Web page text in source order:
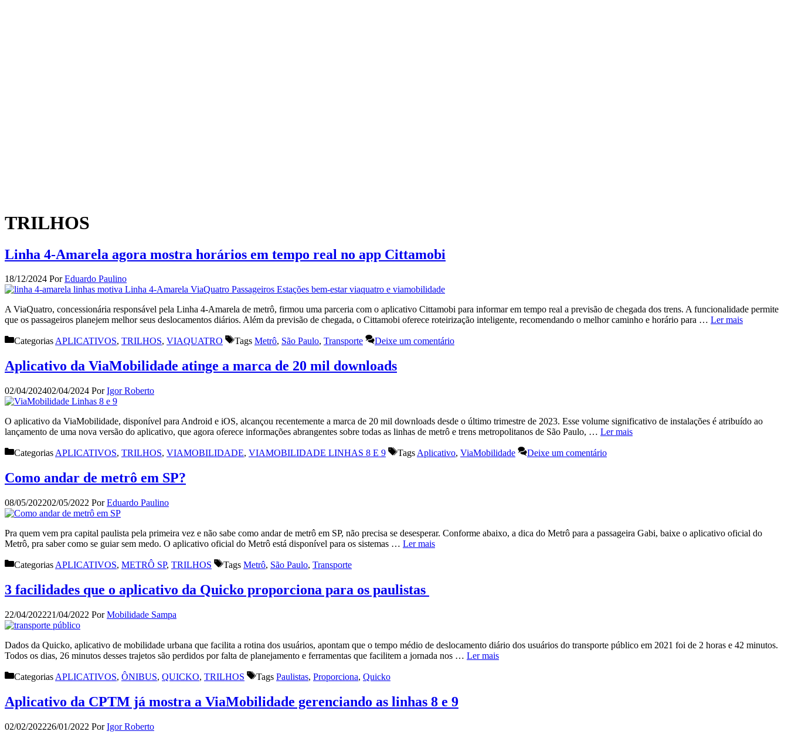
TRILHOS
Linha 4-Amarela agora mostra horários em tempo real no app Cittamobi
18/12/2024 PorEduardo Paulino
A ViaQuatro, concessionária responsável pela Linha 4-Amarela de metrô, firmou uma parceria com o aplicativo Cittamobi para informar em tempo real a previsão de chegada dos trens. A funcionalidade permite
que os passageiros planejem melhor seus deslocamentos diários. Além da previsão de chegada, o Cittamobi oferece roteirização inteligente, recomendando o melhor caminho e horário para … Ler mais
CategoriasAPLICATIVOS, TRILHOS, VIAQUATRO Tags Metrô, São Paulo, Transporte Deixe um comentário
Aplicativo da ViaMobilidade atinge a marca de 20 mil downloads
02/04/202402/04/2024 PorIgor Roberto
O aplicativo da ViaMobilidade, disponível para Android e iOS, alcançou recentemente a marca de 20 mil downloads desde o último trimestre de 2023. Esse volume significativo de instalações é atribuído ao
lançamento de uma nova versão do aplicativo, que agora oferece informações abrangentes sobre todas as linhas de metrô e trens metropolitanos de São Paulo, … Ler mais
Categorias APLICATIVOS, TRILHOS, VIAMOBILIDADE, VIAMOBILIDADE LINHAS 8 E 9 Tags Aplicativo, ViaMobilidade Deixe um comentário
Como andar de metrô em SP?
08/05/202202/05/2022 PorEduardo Paulino
Pra quem vem pra capital paulista pela primeira vez e não sabe como andar de metrô em SP, não precisa se desesperar. Conforme abaixo, a dica do Metrô para a passageira Gabi, baixe o aplicativo oficial do
Metrô, pra saber como se guiar sem medo. O aplicativo oficial do Metrô está disponível para os sistemas … Ler mais
Categorias APLICATIVOS, METRÔ SP, TRILHOS Tags Metrô, São Paulo, Transporte
3 facilidades que o aplicativo da Quicko proporciona para os paulistas
22/04/202221/04/2022 PorMobilidade Sampa
Dados da Quicko, aplicativo de mobilidade urbana que facilita a rotina dos usuários, apontam que o tempo médio de deslocamento diário dos usuários do transporte público em 2021 foi de 2 horas e 42 minutos.
Todos os dias, 26 minutos desses trajetos são perdidos por falta de planejamento e ferramentas que facilitem a jornada nos … Ler mais
Categorias APLICATIVOS, ÔNIBUS, QUICKO, TRILHOS Tags Paulistas, Proporciona, Quicko
Aplicativo da CPTM já mostra a ViaMobilidade gerenciando as linhas 8 e 9
02/02/202226/01/2022 PorIgor Roberto